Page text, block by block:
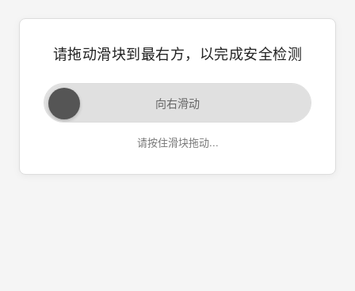
请拖动滑块到最右方，以完成安全检测
向右滑动
请按住滑块拖动...